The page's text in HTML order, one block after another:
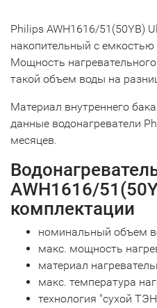
Philips AWH1616/51(50YB)
накопительный с
Мощность
такой объем воды на
Материал внутреннего
данные водонагреватели
месяцев.
AWH1616/
комплектации
номинальный объем
макс. мощность
материал
макс. температура
технология "сухой